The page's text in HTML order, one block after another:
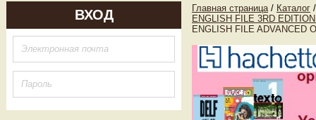
ВХОД Главная страница / Каталог /
ENGLISH FILE 3RD
ENGLISH FILE ADVANCED